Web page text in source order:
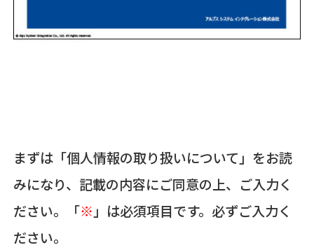
まずは「個人情報の取り扱いについて」をお読
みになり、記載の内容にご同意の上、ご入力く
ださい。「※ 」は必須項目です。必ずご入力く
ださい。